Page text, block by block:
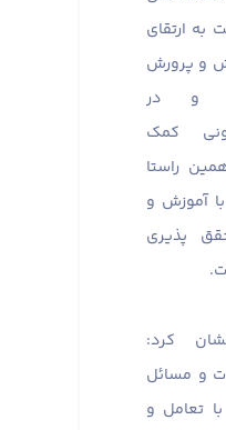
به ارتقای
و پرورش
و در
کمک
راستا
آموزش و
پذیری
کرد:
و مسائل
تعامل و